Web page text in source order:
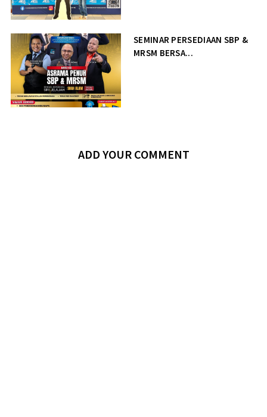
SEMINAR PERSEDIAAN SBP &
MRSM BERSA...
ADD YOUR COMMENT